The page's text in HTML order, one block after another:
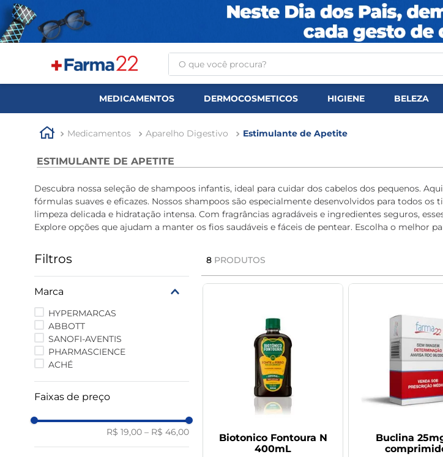
O que você procura?
2 º
rosuvastatina 20mg
5º
aptamil
6º
rosuvastatina
tadalafila 5mg
9º
vitamina
MEDICAMENTOS DERMOCOSMETICOS HIGIENE BELEZA
Medicamentos Aparelho Digestivo Estimulante de Apetite
ESTIMULANTE DE APETITE
Descubra nossa seleção de shampoos infantis, ideal para cuidar dos cabelos dos pequenos.
fórmulas suaves e eficazes. Nossos shampoos são especialmente desenvolvidos para todos
limpeza delicada e hidratação intensa. Com fragrâncias agradáveis e ingredientes seguros,
Explore opções que ajudam a manter os fios saudáveis e fáceis de pentear. Escolha o melhor
Filtros
Marca
HYPERMARCAS
ABBOTT
SANOFI-AVENTIS
PHARMASCIENCE
ACHÉ
Faixas de preço
R$ 19,00 – R$ 46,00
8 PRODUTOS
Biotonico Fontoura N
400mL
Buclina